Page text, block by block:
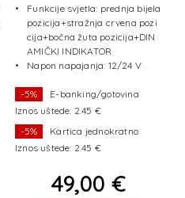
EFFECT
Funkcije svjetla: prednja bijela
pozicija+stražnja crvena pozi
cija+bočna žuta pozicija+DIN
AMIČKI INDIKATOR
Napon napajanja: 12/24 V
-5%
E-banking/gotovina
Iznos uštede: 2.45 €
-5%
Kartica jednokratno
Iznos uštede: 2.45 €
49,00 €